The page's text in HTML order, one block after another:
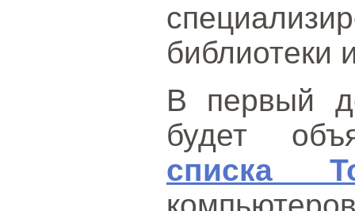
библиотеки
В первый
будет
списка